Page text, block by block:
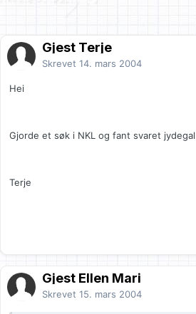
Gjest Terje
Skrevet 14. mars 2004
Hei
Gjorde et søk i NKL og fant svaret jydegal
Terje
Gjest Ellen Mari
Skrevet 15. mars 2004